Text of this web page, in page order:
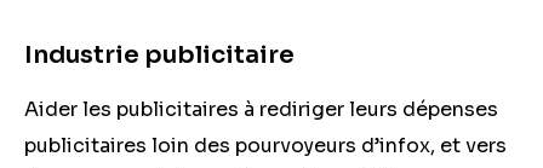
Industrie publicitaire
Aider les publicitaires à rediriger leurs dépenses
publicitaires loin des pourvoyeurs d’infox, et vers